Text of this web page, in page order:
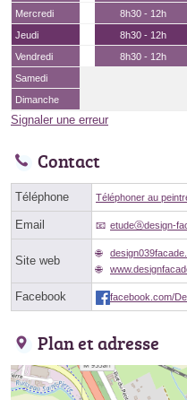
Mercredi
8h30 - 12h
Jeudi
8h30 - 12h
Vendredi
8h30 - 12h
Samedi
Dimanche
Signaler une erreur
Contact
Téléphone Téléphoner au
Email etudeⓐdesign-
Site web
Facebook facebook.com/
Plan et adresse